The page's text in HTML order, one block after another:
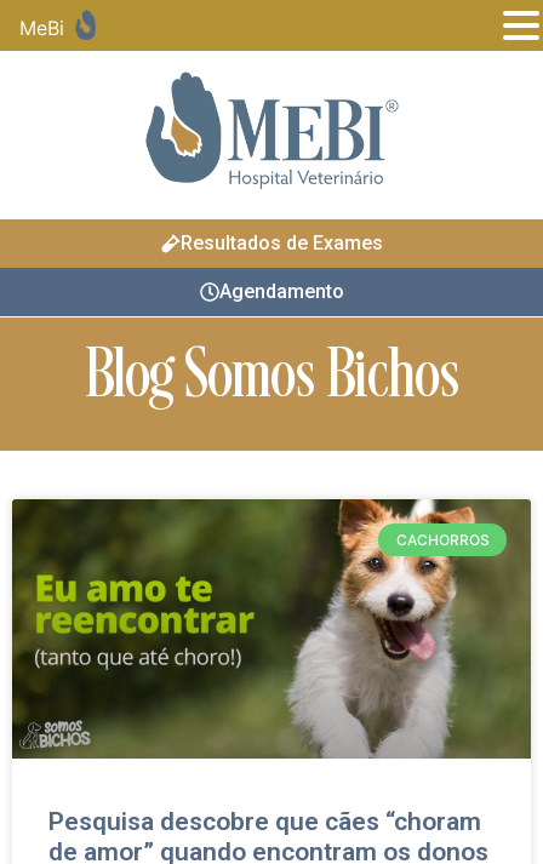
Resultados de Exames
Agendamento
Blog Somos Bichos
CACHORROS
Pesquisa descobre que cães “choram
de amor” quando encontram os donos
MeBi